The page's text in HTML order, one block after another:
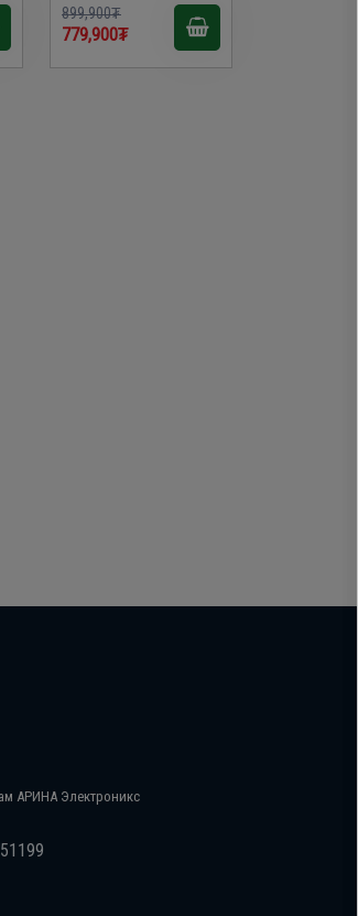
899,900₮
779,900₮
АРИНА Электроникс